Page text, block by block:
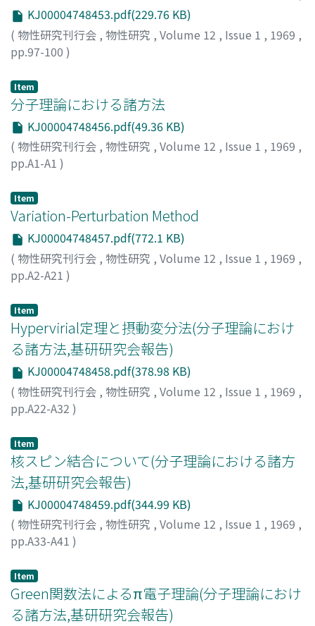
KJ00004748453.pdf(229.76 KB)
( 物性研究刊行会 , 物性研究 , Volume 12 , Issue 1 , 1969 ,
pp.97-100 )
Item
分子理論における諸方法
KJ00004748456.pdf(49.36 KB)
( 物性研究刊行会 , 物性研究 , Volume 12 , Issue 1 , 1969 ,
pp.A1-A1 )
Item
Variation-Perturbation Method
KJ00004748457.pdf(772.1 KB)
( 物性研究刊行会 , 物性研究 , Volume 12 , Issue 1 , 1969 ,
pp.A2-A21 )
Item
Hypervirial定理と摂動変分法(分子理論におけ
る諸方法,基研研究会報告)
KJ00004748458.pdf(378.98 KB)
( 物性研究刊行会 , 物性研究 , Volume 12 , Issue 1 , 1969 ,
pp.A22-A32 )
Item
核スピン結合について(分子理論における諸方
法,基研研究会報告)
KJ00004748459.pdf(344.99 KB)
( 物性研究刊行会 , 物性研究 , Volume 12 , Issue 1 , 1969 ,
pp.A33-A41 )
Item
Green関数法によるπ電子理論(分子理論におけ
る諸方法,基研研究会報告)